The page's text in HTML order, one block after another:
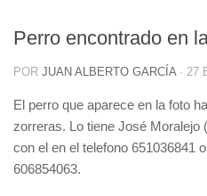
Perro encontrado en
POR JUAN ALBERTO GARCÍA · 27
El perro que aparece en la foto
zorreras. Lo tiene José
con el en el telefono 651036841
606854063.